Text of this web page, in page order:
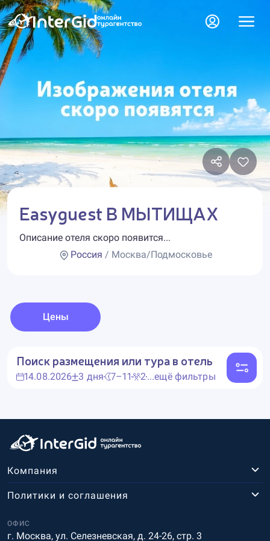
Easyguest В МЫТИЩАХ
Описание отеля скоро появится...
Россия / Москва/Подмосковье
Цены
Поиск размещения или тура в отель
14.08.2026 3 дня 7–11 2...ещё фильтры
Компания
ОФИС
г. Москва, ул. Селезневская, д. 24-26, стр. 3
Политики и соглашения